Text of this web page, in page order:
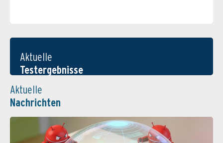
Aktuelle
Testergebnisse
Aktuelle
Nachrichten